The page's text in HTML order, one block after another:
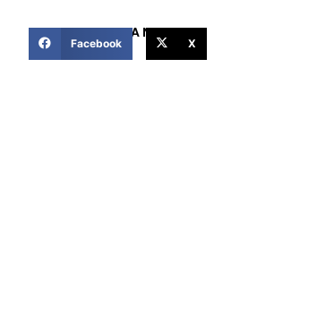
COMPARTIR ESTA NOTICIA
Facebook X